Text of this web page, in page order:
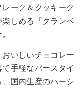
ーク＆クッキーク
しめる「クランベ
いしいチョコレー
手軽なバースタイ
国内生産のハーシ